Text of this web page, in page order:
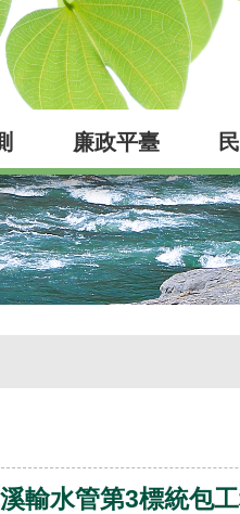
廉政平臺
輸水管第3標統包